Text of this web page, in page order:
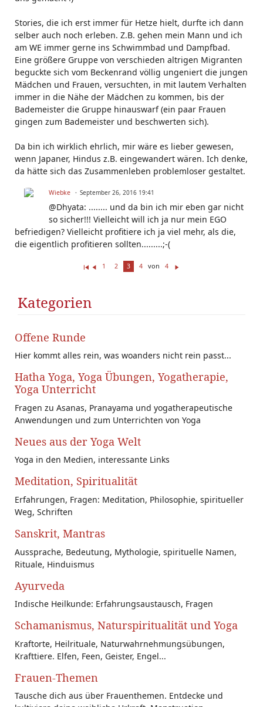
Stories, die ich erst immer für Hetze hielt, durfte ich dann
selber auch noch erleben. Z.B. gehen mein Mann und ich
am WE immer gerne ins Schwimmbad und Dampfbad.
Eine größere Gruppe von verschieden altrigen Migranten
beguckte sich vom Beckenrand völlig ungeniert die jungen
Mädchen und Frauen, versuchten, in mit lautem Verhalten
immer in die Nähe der Mädchen zu kommen, bis der
Bademeister die Gruppe hinauswarf (ein paar Frauen
gingen zum Bademeister und beschwerten sich).
Da bin ich wirklich ehrlich, mir wäre es lieber gewesen,
wenn Japaner, Hindus z.B. eingewandert wären. Ich denke,
da hätte sich das Zusammenleben problemloser gestaltet.
Wiebke September 26, 2016 19:41
@Dhyata: ........ und da bin ich mir eben gar nicht
so sicher!!! Vielleicht will ich ja nur mein EGO
befriedigen? Vielleicht profitiere ich ja viel mehr, als die,
die eigentlich profitieren sollten.........;-(
r/ ck
1 2 3 4 von 4
Kategorien
Offene Runde
Hier kommt alles rein, was woanders nicht rein passt...
Hatha Yoga, Yoga Übungen, Yogatherapie,
Yoga Unterricht
Fragen zu Asanas, Pranayama und yogatherapeutische
Anwendungen und zum Unterrichten von Yoga
Neues aus der Yoga Welt
Yoga in den Medien, interessante Links
Meditation, Spiritualität
Erfahrungen, Fragen: Meditation, Philosophie, spiritueller
Weg, Schriften
Sanskrit, Mantras
Aussprache, Bedeutung, Mythologie, spirituelle Namen,
Rituale, Hinduismus
Ayurveda
Indische Heilkunde: Erfahrungsaustausch, Fragen
Schamanismus, Naturspiritualität und Yoga
Kraftorte, Heilrituale, Naturwahrnehmungsübungen,
Krafttiere. Elfen, Feen, Geister, Engel...
Frauen-Themen
Tausche dich aus über Frauenthemen. Entdecke und